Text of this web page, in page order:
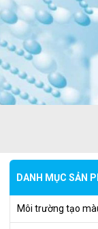
DANH MỤC SẢN
Môi trường tạo